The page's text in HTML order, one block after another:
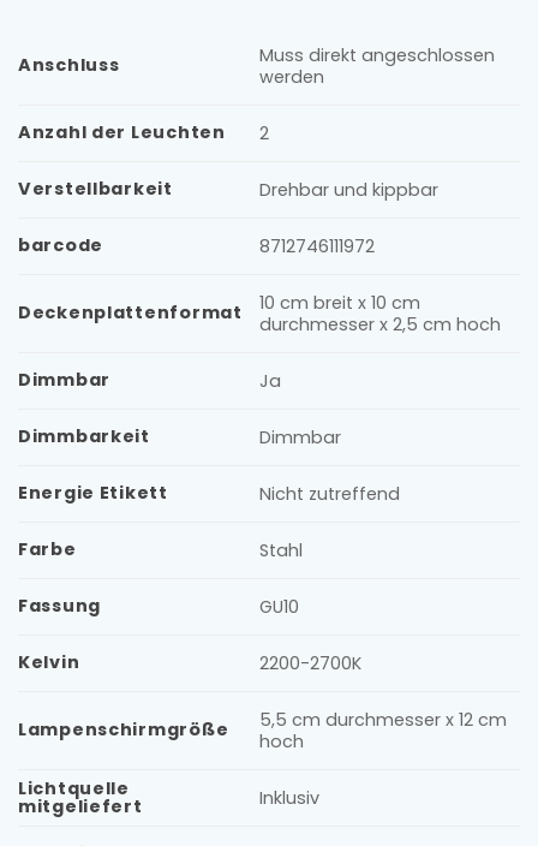
Anschluss
Muss direkt angeschlossen
werden
Anzahl der Leuchten 2
Verstellbarkeit Drehbar und kippbar
barcode 8712746111972
Deckenplattenformat
10 cm breit x 10 cm
durchmesser x 2,5 cm hoch
Dimmbar Ja
Dimmbarkeit Dimmbar
Energie Etikett Nicht zutreffend
Farbe Stahl
Fassung GU10
Kelvin 2200-2700K
Lampenschirmgröße
5,5 cm durchmesser x 12 cm
hoch
Lichtquelle
mitgeliefert Inklusiv